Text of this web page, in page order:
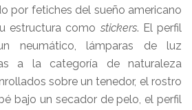
por fetiches del sueño americano
estructura como stickers. El perfil
neumático, lámparas de luz
a la categoría de naturaleza
sobre un tenedor, el rostro
bajo un secador de pelo, el perfil